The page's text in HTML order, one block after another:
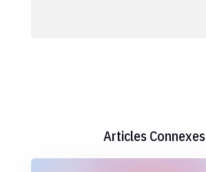
Articles Connexes